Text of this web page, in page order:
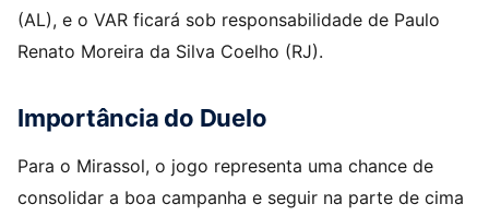
(AL), e o VAR ficará sob responsabilidade de Paulo
Renato Moreira da Silva Coelho (RJ).
Importância do Duelo
Para o Mirassol, o jogo representa uma chance de
consolidar a boa campanha e seguir na parte de cima